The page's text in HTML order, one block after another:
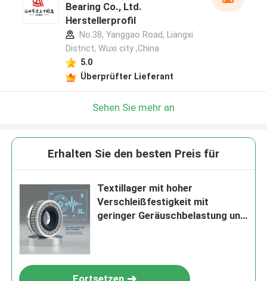
Bearing Co., Ltd.
Herstellerprofil
No.38, Yanggao Road, Liangxi
District, Wuxi city ,China
5.0
Überprüfter Lieferant
Sehen Sie mehr an
Erhalten Sie den besten Preis für
Textillager mit hoher
Verschleißfestigkeit mit
geringer Geräuschbelastung und